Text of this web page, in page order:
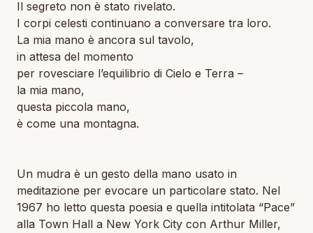
Il segreto non è stato rivelato.
I corpi celesti continuano a conversare tra loro.
La mia mano è ancora sul tavolo,
in attesa del momento
per rovesciare l’equilibrio di Cielo e Terra –
la mia mano,
questa piccola mano,
è come una montagna.
Un mudra è un gesto della mano usato in
meditazione per evocare un particolare stato. Nel
1967 ho letto questa poesia e quella intitolata “Pace”
alla Town Hall a New York City con Arthur Miller,